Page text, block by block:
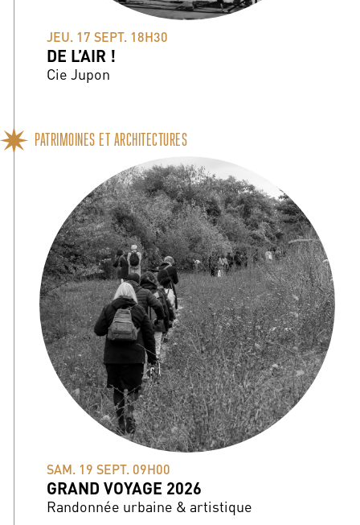
JEU. 17 SEPT. 18H30
DE L’AIR !
Cie Jupon
PATRIMOINES ET ARCHITECTURES
SAM. 19 SEPT. 09H00
GRAND VOYAGE 2026
Randonnée urbaine & artistique